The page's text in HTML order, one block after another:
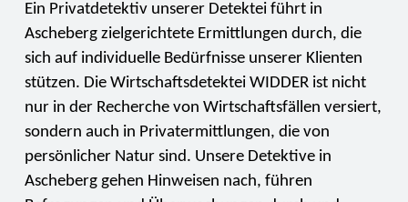
Ein Privatdetektiv unserer Detektei führt in
Ascheberg zielgerichtete Ermittlungen durch, die
sich auf individuelle Bedürfnisse unserer Klienten
stützen. Die Wirtschaftsdetektei WIDDER ist nicht
nur in der Recherche von Wirtschaftsfällen versiert,
sondern auch in Privatermittlungen, die von
persönlicher Natur sind. Unsere Detektive in
Ascheberg gehen Hinweisen nach, führen